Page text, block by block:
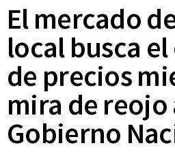
El mercado
local busca
de precios
mira de reojo
Gobierno